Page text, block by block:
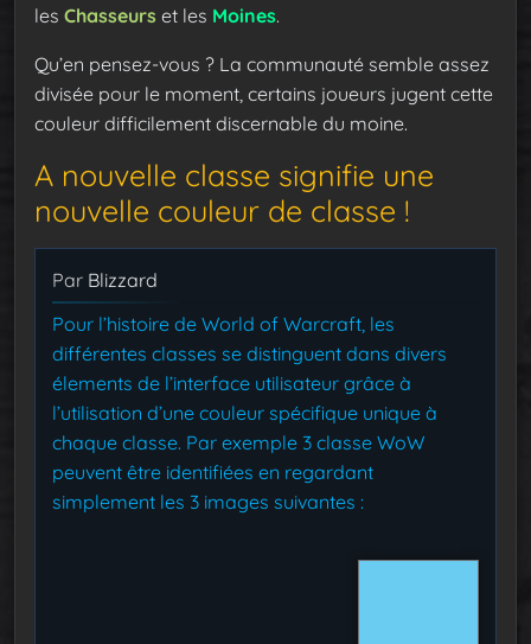
les Chasseurs et les Moines.
Qu’en pensez-vous ? La communauté semble assez
divisée pour le moment, certains joueurs jugent cette
couleur difficilement discernable du moine.
A nouvelle classe signifie une
nouvelle couleur de classe !
Par Blizzard
Pour l’histoire de World of Warcraft, les
différentes classes se distinguent dans divers
élements de l’interface utilisateur grâce à
l’utilisation d’une couleur spécifique unique à
chaque classe. Par exemple 3 classe WoW
peuvent être identifiées en regardant
simplement les 3 images suivantes :